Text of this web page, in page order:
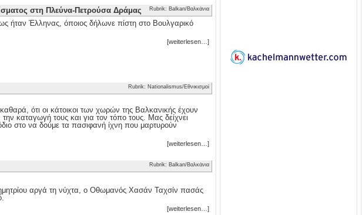
Rubrik: Balkan/Βαλκάνια
στη Πλεύνα-Πετρούσα Δράμας
ήταν Έλληνας, όποιος δήλωνε πίστη στο Βουλγαρικό
[weiterlesen…]
Rubrik: Nationalismus/Εθνικισμοί
ότι οι κάτοικοι των χωρών της Βαλκανικής έχουν
καταγωγή τους και για τον τόπο τους. Μας δείχνει
στο να δούμε τα πασιφανή ίχνη που μαρτυρούν
[weiterlesen…]
Rubrik: Balkan/Βαλκάνια
αργά τη νύχτα, ο Οθωμανός Χασάν Ταχσίν πασάς
[weiterlesen…]